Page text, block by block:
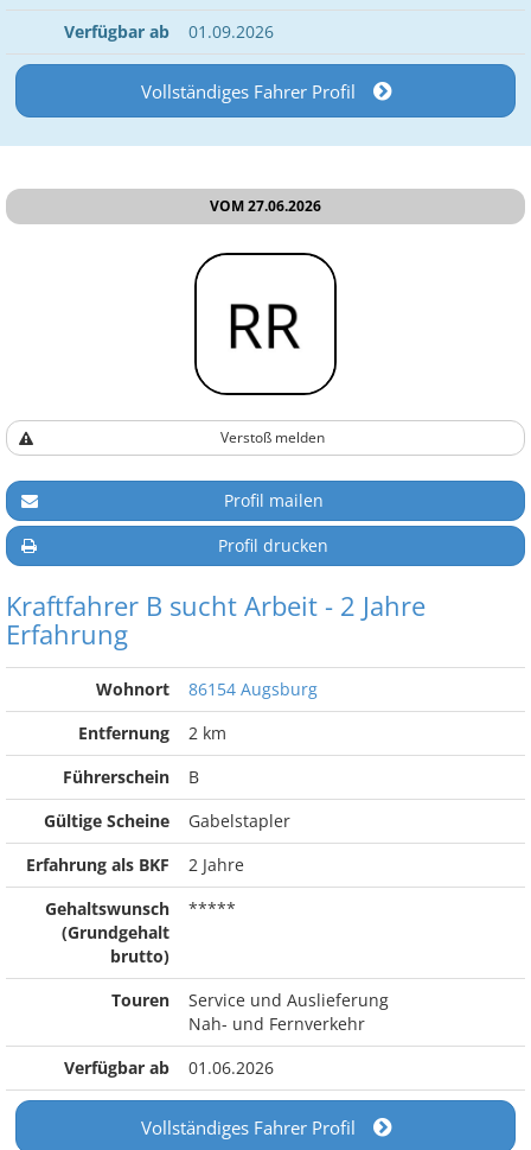
Verfügbar ab
01.09.2026
Vollständiges Fahrer Profil
VOM 27.06.2026
Verstoß melden
Profil mailen
Profil drucken
Kraftfahrer B sucht Arbeit - 2 Jahre
Erfahrung
Wohnort
86154 Augsburg
Entfernung
2 km
Führerschein
B
Gültige Scheine
Gabelstapler
Erfahrung als BKF
2 Jahre
Gehaltswunsch
(Grundgehalt
brutto)
*****
Touren
Service und Auslieferung
Nah- und Fernverkehr
Verfügbar ab
01.06.2026
Vollständiges Fahrer Profil